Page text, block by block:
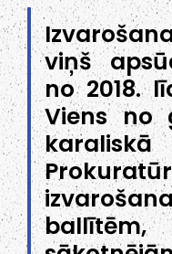
viņš
no 2018.
Viens no
karaliskā